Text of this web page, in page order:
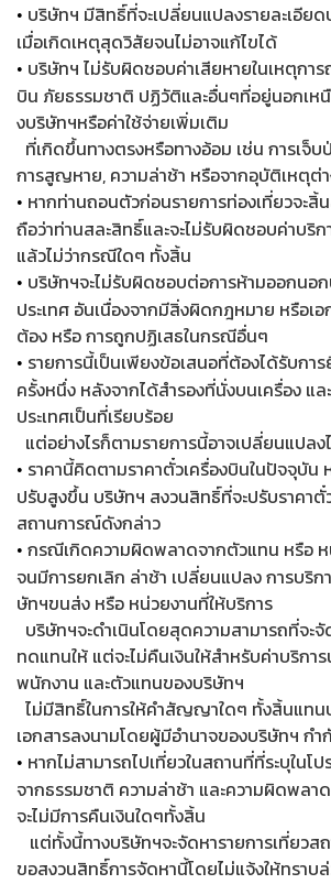
• บริษัทฯ มีสิทธิ์ที่จะเปลี่ยนแปลงรายละเอียด
เมื่อเกิดเหตุสุดวิสัยจนไม่อาจแก้ไขได้
• บริษัทฯ ไม่รับผิดชอบค่าเสียหายในเหตุกา
บิน ภัยธรรมชาติ ปฏิวัติและอื่นๆที่อยู่นอกเห
งบริษัทฯหรือค่าใช้จ่ายเพิ่มเติม
ที่เกิดขึ้นทางตรงหรือทางอ้อม เช่น การเจ็บ
การสูญหาย, ความล่าช้า หรือจากอุบัติเหตุต่
• หากท่านถอนตัวก่อนรายการท่องเที่ยวจะสิ้
ถือว่าท่านสละสิทธิ์และจะไม่รับผิดชอบค่าบริก
แล้วไม่ว่ากรณีใดๆ ทั้งสิ้น
• บริษัทฯจะไม่รับผิดชอบต่อการห้ามออกนอก
ประเทศ อันเนื่องจากมีสิ่งผิดกฎหมาย หรือเ
ต้อง หรือ การถูกปฏิเสธในกรณีอื่นๆ
• รายการนี้เป็นเพียงข้อเสนอที่ต้องได้รับกา
ครั้งหนึ่ง หลังจากได้สำรองที่นั่งบนเครื่อง แล
ประเทศเป็นที่เรียบร้อย
แต่อย่างไรก็ตามรายการนี้อาจเปลี่ยนแปลง
• ราคานี้คิดตามราคาตั๋วเครื่องบินในปัจจุบัน
ปรับสูงขึ้น บริษัทฯ สงวนสิทธิ์ที่จะปรับราคาตั๋
สถานการณ์ดังกล่าว
• กรณีเกิดความผิดพลาดจากตัวแทน หรือ ห
จนมีการยกเลิก ล่าช้า เปลี่ยนแปลง การบริก
ษัทฯขนส่ง หรือ หน่วยงานที่ให้บริการ
บริษัทฯจะดำเนินโดยสุดความสามารถที่จะ
ทดแทนให้ แต่จะไม่คืนเงินให้สำหรับค่าบริกา
พนักงาน และตัวแทนของบริษัทฯ
ไม่มีสิทธิ์ในการให้คำสัญญาใดๆ ทั้งสิ้นแท
เอกสารลงนามโดยผู้มีอำนาจของบริษัทฯ กำ
• หากไม่สามารถไปเที่ยวในสถานที่ที่ระบุในโ
จากธรรมชาติ ความล่าช้า และความผิดพลา
จะไม่มีการคืนเงินใดๆทั้งสิ้น
แต่ทั้งนี้ทางบริษัทฯจะจัดหารายการเที่ยวส
ขอสงวนสิทธิ์การจัดหานี้โดยไม่แจ้งให้ทราบ